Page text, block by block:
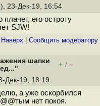
23-Дек-19, 16:54
его остроту
SJW!
Наверх Cообщить модератору
шапки
+ / –
Дек-19, 18:19
а уже оскорбился
нет покоя.